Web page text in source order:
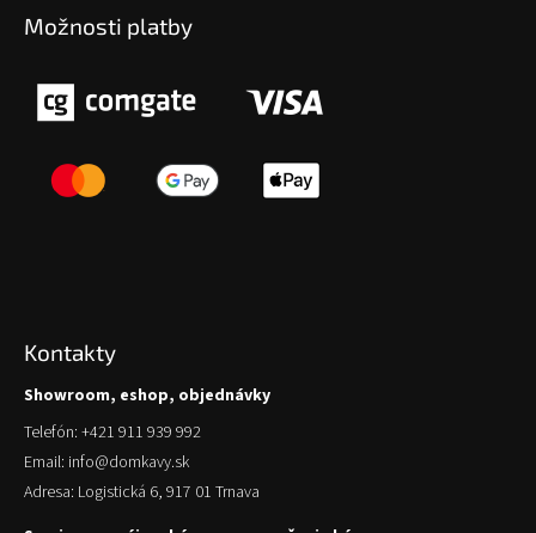
Možnosti platby
Kontakty
Showroom, eshop, objednávky
Telefón: +421 911 939 992
Email: info@domkavy.sk
Adresa: Logistická 6, 917 01 Trnava